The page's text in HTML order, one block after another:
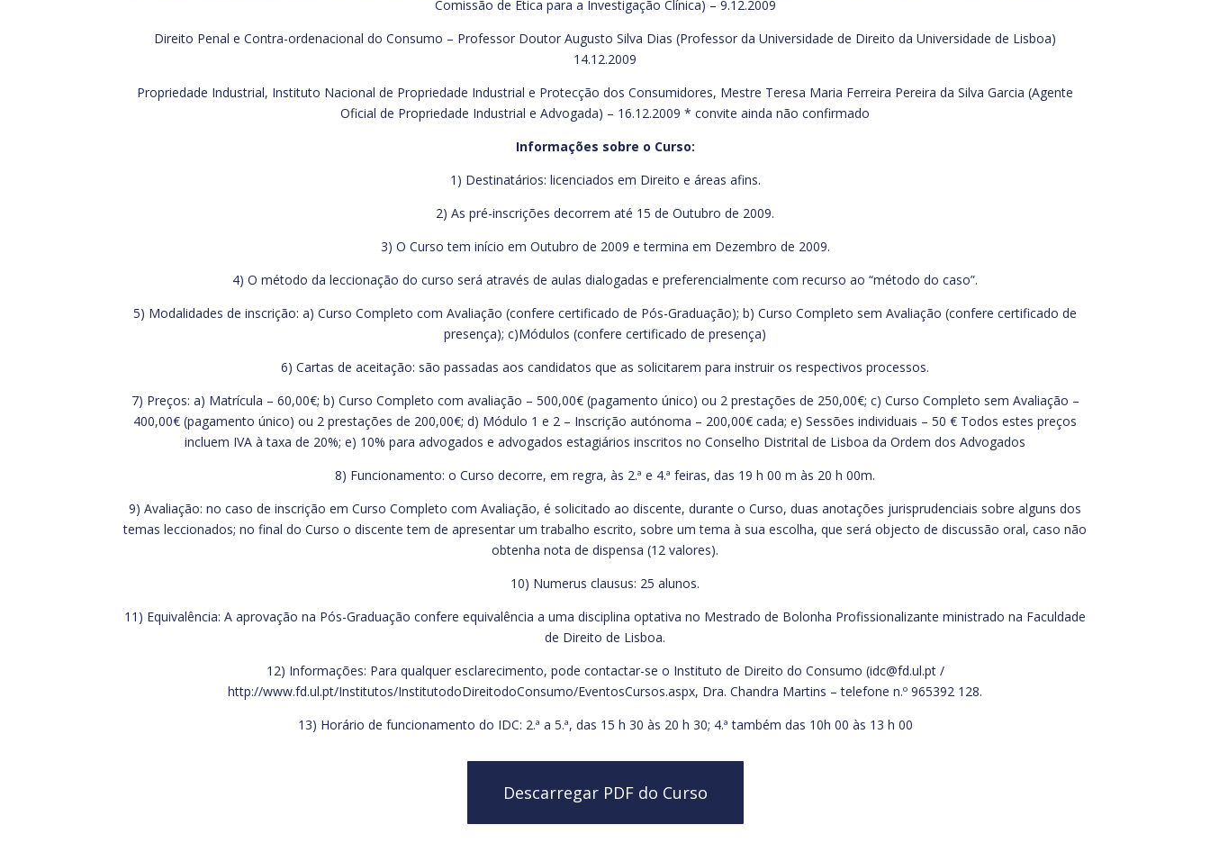
Comissão de Ética para a Investigação Clínica) – 9.12.2009
Direito Penal e Contra-ordenacional do Consumo – Professor Doutor Augusto Silva Dias (Professor da Universidade de Direito da Universidade de Lisboa)
14.12.2009
Propriedade Industrial, Instituto Nacional de Propriedade Industrial e Protecção dos Consumidores, Mestre Teresa Maria Ferreira Pereira da Silva Garcia (Agente
Oficial de Propriedade Industrial e Advogada) – 16.12.2009 * convite ainda não confirmado
Informações sobre o Curso:
1) Destinatários: licenciados em Direito e áreas afins.
2) As pré-inscrições decorrem até 15 de Outubro de 2009.
3) O Curso tem início em Outubro de 2009 e termina em Dezembro de 2009.
4) O método da leccionação do curso será através de aulas dialogadas e preferencialmente com recurso ao “método do caso”.
5) Modalidades de inscrição: a) Curso Completo com Avaliação (confere certificado de Pós-Graduação); b) Curso Completo sem Avaliação (confere certificado de
presença); c)Módulos (confere certificado de presença)
6) Cartas de aceitação: são passadas aos candidatos que as solicitarem para instruir os respectivos processos.
7) Preços: a) Matrícula – 60,00€; b) Curso Completo com avaliação – 500,00€ (pagamento único) ou 2 prestações de 250,00€; c) Curso Completo sem Avaliação –
400,00€ (pagamento único) ou 2 prestações de 200,00€; d) Módulo 1 e 2 – Inscrição autónoma – 200,00€ cada; e) Sessões individuais – 50 € Todos estes preços
incluem IVA à taxa de 20%; e) 10% para advogados e advogados estagiários inscritos no Conselho Distrital de Lisboa da Ordem dos Advogados
8) Funcionamento: o Curso decorre, em regra, às 2.ª e 4.ª feiras, das 19 h 00 m às 20 h 00m.
9) Avaliação: no caso de inscrição em Curso Completo com Avaliação, é solicitado ao discente, durante o Curso, duas anotações jurisprudenciais sobre alguns dos
temas leccionados; no final do Curso o discente tem de apresentar um trabalho escrito, sobre um tema à sua escolha, que será objecto de discussão oral, caso não
obtenha nota de dispensa (12 valores).
10) Numerus clausus: 25 alunos.
11) Equivalência: A aprovação na Pós-Graduação confere equivalência a uma disciplina optativa no Mestrado de Bolonha Profissionalizante ministrado na Faculdade
de Direito de Lisboa.
12) Informações: Para qualquer esclarecimento, pode contactar-se o Instituto de Direito do Consumo (idc@fd.ul.pt /
http://www.fd.ul.pt/Institutos/InstitutodoDireitodoConsumo/EventosCursos.aspx, Dra. Chandra Martins – telefone n.º 965392 128.
13) Horário de funcionamento do IDC: 2.ª a 5.ª, das 15 h 30 às 20 h 30; 4.ª também das 10h 00 às 13 h 00
Descarregar PDF do Curso